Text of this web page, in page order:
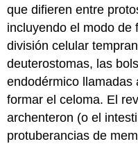
que difieren entre
incluyendo el modo de
división celular
deuterostomas, las
endodérmico llamadas
formar el celoma. El
archenteron (o el
protuberancias de